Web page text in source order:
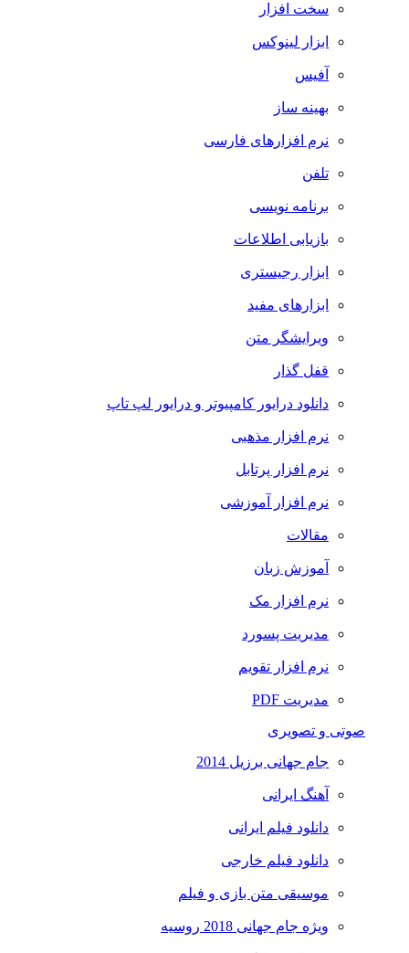
سخت افزار
ابزار لینوکس
آفیس
بهینه ساز
نرم افزارهای فارسی
تلفن
برنامه نویسی
بازیابی اطلاعات
ابزار رجیستری
ابزارهای مفید
ویرایشگر متن
قفل گذار
دانلود درایور کامپیوتر و درایور لپ تاپ
نرم افزار مذهبی
نرم افزار پرتابل
نرم افزار آموزشی
مقالات
آموزش زبان
نرم افزار مک
مدیریت پسورد
نرم افزار تقویم
مدیریت PDF
صوتی و تصویری
جام جهانی برزیل 2014
آهنگ ایرانی
دانلود فیلم ایرانی
دانلود فیلم خارجی
موسیقی متن بازی و فیلم
ویژه جام جهانی 2018 روسیه